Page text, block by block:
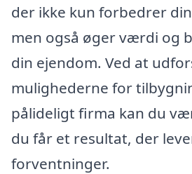
der ikke kun forbedrer
men også øger værdi og
din ejendom. Ved at
mulighederne for
pålideligt firma kan du
du får et resultat, der
forventninger.